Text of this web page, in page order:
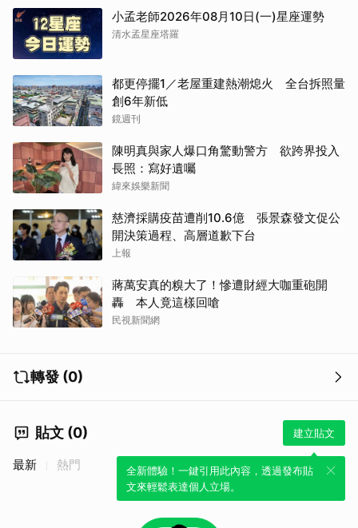
小孟老師2026年08月10日(一)星座運勢
清水孟星座塔羅
都更停擺1／老屋重建熱潮熄火 全台拆照量
創6年新低
鏡週刊
陳明真與家人爆口角驚動警方 欲跨界投入
長照：寫好遺囑
緯來娛樂新聞
慈濟採購疫苗遭削10.6億 張景森發文促公
開決策過程、高層道歉下台
上報
蔣萬安真的糗大了！慘遭財經大咖重砲開
轟 本人竟這樣回嗆
民視新聞網
轉發 (0)
貼文 (0) 建立貼文
全新體驗！一鍵引用此內容，透過發布貼
文來輕鬆表達個人立場。
最新 熱門